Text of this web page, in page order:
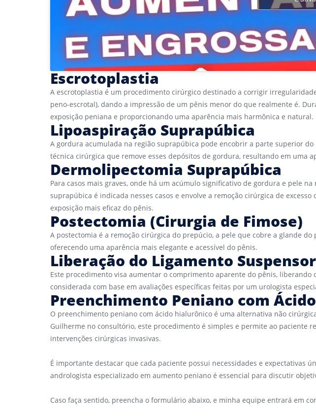
Escrotoplastia
A escrotoplastia é um procedimento cirúrgico destinado a corrigir
peno-escrotal), dando a impressão de um pênis menor do que realmente é.
exposição peniana e proporcionando uma aparência mais harmônica e natural.
Lipoaspiração Suprapúbica
A gordura acumulada na região suprapúbica pode encobrir a parte superior
técnica cirúrgica que remove esses depósitos de gordura, resultando em uma
Dermolipectomia Suprapúbica
Para casos mais graves, onde há um acúmulo significativo de gordura e pele
suprapúbica é indicada nesses casos e envolve a remoção cirúrgica de
exposição mais eficaz do pênis.
Postectomia (Cirurgia de Fimose)
A postectomia é a remoção cirúrgica do prepúcio, a pele que cobre a glande
oferecendo uma aparência mais elegante e acessível do pênis.
Liberação do Ligamento
Este procedimento visa aumentar o comprimento aparente do pênis,
considerada com base em avaliações específicas feitas por um urologista
Preenchimento Peniano com
O preenchimento peniano com ácido hialurônico é uma alternativa não
Guilherme no consultório, este procedimento é simples e permite ao paciente
intervenções cirúrgicas invasivas.
É importante destacar que cada paciente possui necessidades e expectativas
andrologista especializado em aumento peniano é essencial para discutir
Caso faça sentido, preencha o formulário abaixo, e minha equipe entrará em